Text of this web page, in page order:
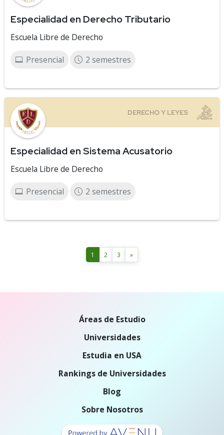
Especialidad en Derecho Tributario
Escuela Libre de Derecho
Presencial 2 semestres
Especialidad en Sistema Acusatorio
Escuela Libre de Derecho
Presencial 2 semestres
1 2 3 »
Áreas de Estudio
Universidades
Estudia en USA
Rankings de Universidades
Blog
Sobre Nosotros